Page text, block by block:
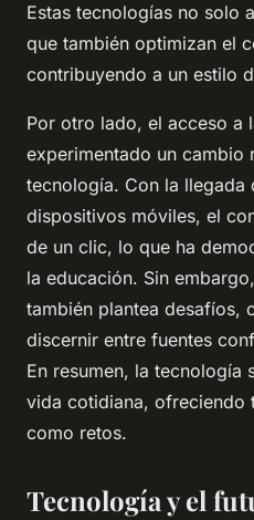
Estas tecnologías no solo
que también optimizan el
contribuyendo a un estilo
Por otro lado, el acceso a
experimentado un cambio
tecnología. Con la llegada
dispositivos móviles, el
de un clic, lo que ha
la educación. Sin
también plantea desafíos,
discernir entre fuentes
En resumen, la tecnología
vida cotidiana, ofreciendo
como retos.
Tecnología y el